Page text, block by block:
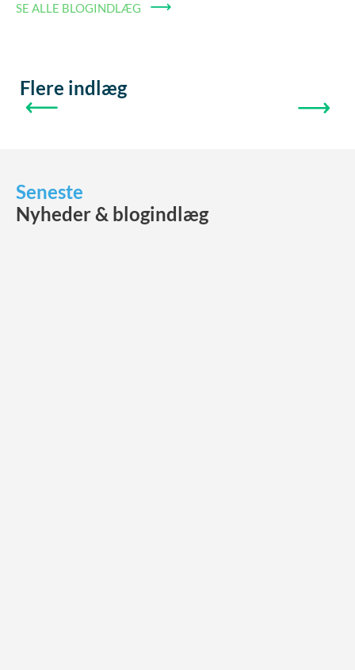
SE ALLE BLOGINDLÆG
Flere indlæg
Seneste
Nyheder & blogindlæg